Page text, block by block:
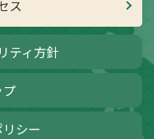
ス
ティ方針
シー